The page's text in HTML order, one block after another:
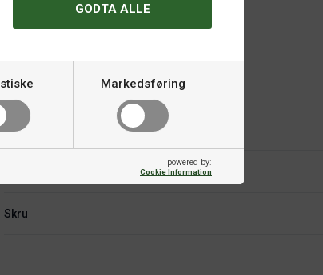
GODTA ALLE
Markedsføring
powered by:
Cookie Information
Hardhet
Varemerke
Skru